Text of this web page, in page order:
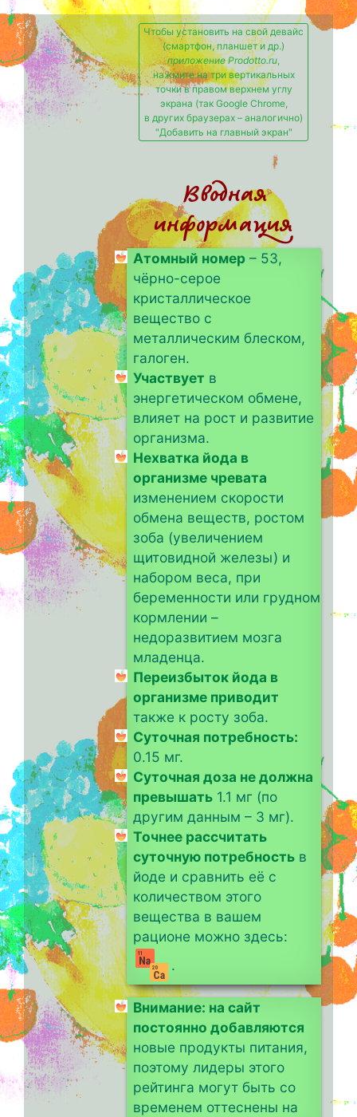
Чтобы установить на свой девайс
(смартфон, планшет и др.)
приложение Prodotto.ru,
нажмите на три вертикальных
точки в правом верхнем углу
экрана (так Google Chrome,
в других браузерах – аналогично)
"Добавить на главный экран"
Вводная
информация
Атомный номер – 53,
чёрно-серое
кристаллическое
вещество с
металлическим блеском,
галоген.
Участвует в
энергетическом обмене,
влияет на рост и развитие
организма.
Нехватка йода в
организме чревата
изменением скорости
обмена веществ, ростом
зоба (увеличением
щитовидной железы) и
набором веса, при
беременности или грудном
кормлении –
недоразвитием мозга
младенца.
Переизбыток йода в
организме приводит
также к росту зоба.
Суточная потребность:
0.15 мг.
Суточная доза не должна
превышать 1.1 мг (по
другим данным – 3 мг).
Точнее рассчитать
суточную потребность в
йоде и сравнить её с
количеством этого
вещества в вашем
рационе можно здесь:
.
Внимание: на сайт
постоянно добавляются
новые продукты питания,
поэтому лидеры этого
рейтинга могут быть со
временем оттеснены на